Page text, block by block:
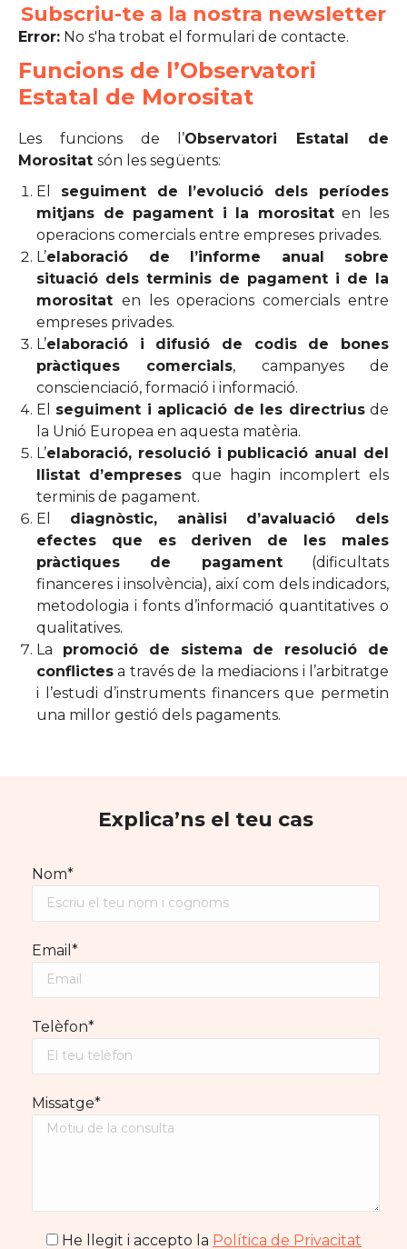
Subscriu-te a la nostra newsletter
Error: No s'ha trobat el formulari de contacte.
Funcions de l’Observatori
Estatal de Morositat
Les funcions de l’Observatori Estatal de
Morositat són les següents:
El seguiment de l’evolució dels períodes
mitjans de pagament i la morositaten les
operacions comercials entre empreses privades.
L’elaboració de l’informe anual sobre
situació dels terminis de pagament i de la
morositat en les operacions comercials entre
empreses privades.
L’elaboració i difusió de codis de bones
pràctiques comercials, campanyes de
conscienciació, formació i informació.
El seguiment i aplicació de les directriusde
la Unió Europea en aquesta matèria.
L’elaboració, resolució i publicació anual del
llistat d’empreses que hagin incomplert els
terminis de pagament.
El diagnòstic, anàlisi d’avaluació dels
efectes que es deriven de les males
pràctiques de pagament(dificultats
financeres i insolvència), així com dels indicadors,
metodologia i fonts d’informació quantitatives o
qualitatives.
La promoció de sistema de resolució de
conflictes a través de la mediacions i l’arbitratge
i l’estudi d’instruments financers que permetin
una millor gestió dels pagaments.
Explica’ns el teu cas
Nom*
Email*
Telèfon*
Missatge*
He llegit i accepto la Política de Privacitat